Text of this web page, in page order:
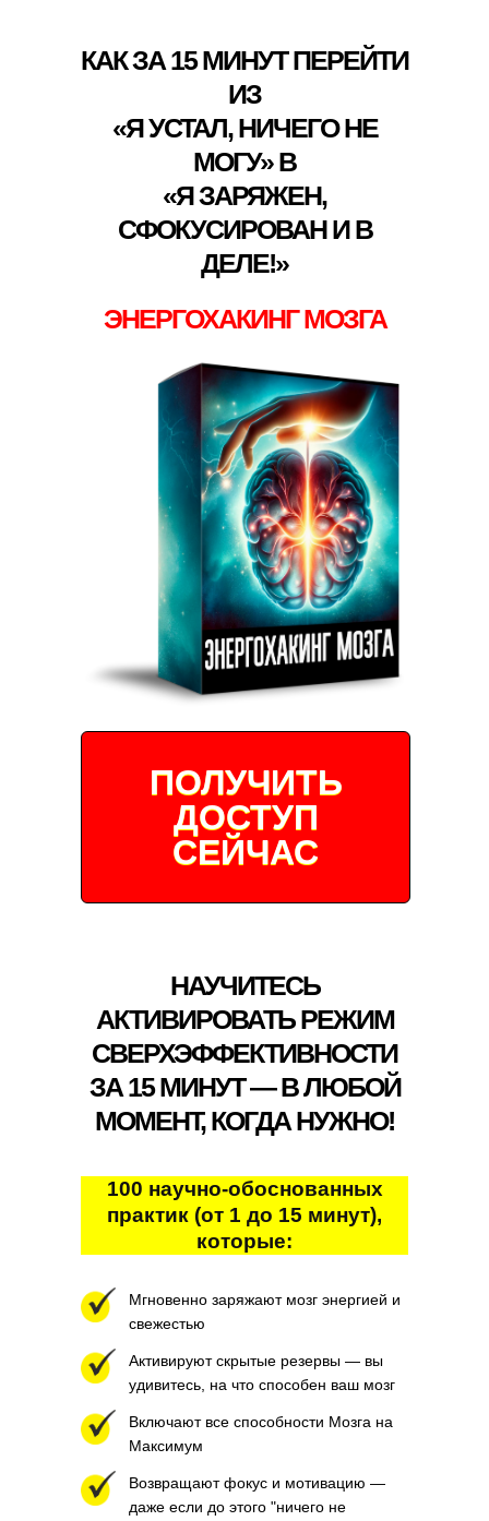
КАК ЗА 15 МИНУТ ПЕРЕЙТИ
ИЗ
«Я УСТАЛ, НИЧЕГО НЕ
МОГУ» В
«Я ЗАРЯЖЕН,
СФОКУСИРОВАН И В
ДЕЛЕ!»
ЭНЕРГОХАКИНГ МОЗГА
ПОЛУЧИТЬ
ДОСТУП
СЕЙЧАС
НАУЧИТЕСЬ
АКТИВИРОВАТЬ РЕЖИМ
СВЕРХЭФФЕКТИВНОСТИ
ЗА 15 МИНУТ — В ЛЮБОЙ
МОМЕНТ, КОГДА НУЖНО!
100 научно-обоснованных
практик (от 1 до 15 минут),
которые:
Мгновенно заряжают мозг энергией и
свежестью
Активируют скрытые резервы — вы
удивитесь, на что способен ваш мозг
Включают все способности Мозга на
Максимум
Возвращают фокус и мотивацию —
даже если до этого "ничего не